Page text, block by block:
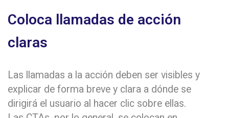
Coloca llamadas de acción
claras
Las llamadas a la acción deben ser visibles y
explicar de forma breve y clara a dónde se
dirigirá el usuario al hacer clic sobre ellas.